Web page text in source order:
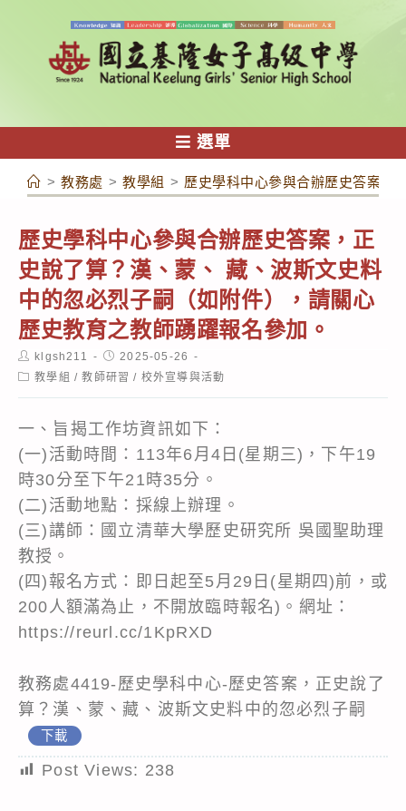
容
選單
> 教務處 > 教學組 > 歷史學科中心參與合辦歷史答案，
歷史學科中心參與合辦歷史答案，正
史說了算？漢、蒙、 藏、波斯文史料
中的忽必烈子嗣（如附件），請關心
歷史教育之教師踴躍報名參加。
Post
author:
klgsh211
Post
published:
2025-05-26
Post教學組 / 教師研習 / 校外宣導與活動
一、旨揭工作坊資訊如下：
(一)活動時間：113年6月4日(星期三)，下午19
時30分至下午21時35分。
(二)活動地點：採線上辦理。
(三)講師：國立清華大學歷史研究所 吳國聖助理
教授。
(四)報名方式：即日起至5月29日(星期四)前，或
200人額滿為止，不開放臨時報名)。網址：
https://reurl.cc/1KpRXD
教務處4419-歷史學科中心-歷史答案，正史說了
算？漢、蒙、藏、波斯文史料中的忽必烈子嗣
下載
Post Views: 238